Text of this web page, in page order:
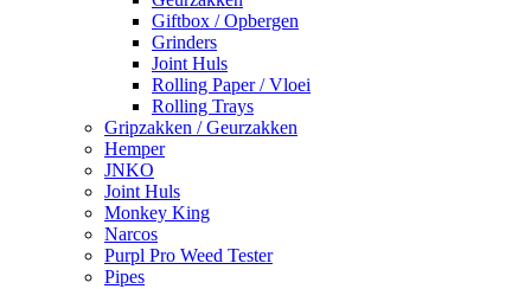
Giftbox / Opbergen
Grinders
Joint Huls
Rolling Paper / Vloei
Rolling Trays
Gripzakken / Geurzakken
Hemper
JNKO
Joint Huls
Monkey King
Narcos
Purpl Pro Weed Tester
Pipes